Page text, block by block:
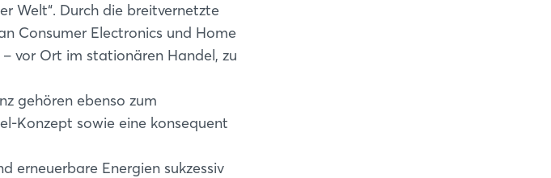
Welt“. Durch die breitvernetzte
Consumer Electronics und Home
vor Ort im stationären Handel, zu
gehören ebenso zum
Konzept sowie eine konsequent
erneuerbare Energien sukzessiv